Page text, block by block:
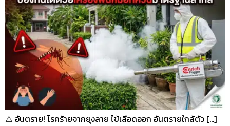
⚠️ อันตราย! โรคร้ายจากยุงลาย ไข้เลือดออก อันตรายใกล้ตัว […]